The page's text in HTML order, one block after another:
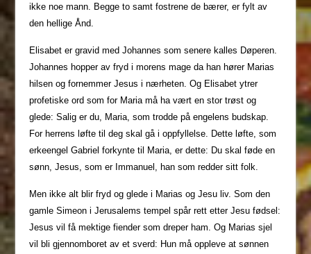
ikke noe mann. Begge to samt fostrene de bærer, er fylt av
den hellige Ånd.
Elisabet er gravid med Johannes som senere kalles Døperen.
Johannes hopper av fryd i morens mage da han hører Marias
hilsen og fornemmer Jesus i nærheten. Og Elisabet ytrer
profetiske ord som for Maria må ha vært en stor trøst og
glede: Salig er du, Maria, som trodde på engelens budskap.
For herrens løfte til deg skal gå i oppfyllelse. Dette løfte, som
erkeengel Gabriel forkynte til Maria, er dette: Du skal føde en
sønn, Jesus, som er Immanuel, han som redder sitt folk.
Men ikke alt blir fryd og glede i Marias og Jesu liv. Som den
gamle Simeon i Jerusalems tempel spår rett etter Jesu fødsel:
Jesus vil få mektige fiender som dreper ham. Og Marias sjel
vil bli gjennomboret av et sverd: Hun må oppleve at sønnen